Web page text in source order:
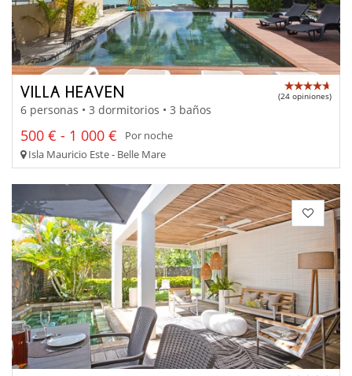
VILLA HEAVEN (24 opiniones)
6 personas • 3 dormitorios • 3 baños
500 € - 1 000 €
Por noche
Isla Mauricio Este - Belle Mare